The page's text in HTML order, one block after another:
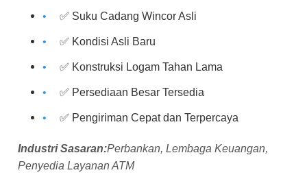
✅ Suku Cadang Wincor Asli
✅ Kondisi Asli Baru
✅ Konstruksi Logam Tahan Lama
✅ Persediaan Besar Tersedia
✅ Pengiriman Cepat dan Terpercaya
Industri Sasaran:Perbankan, Lembaga Keuangan,
Penyedia Layanan ATM